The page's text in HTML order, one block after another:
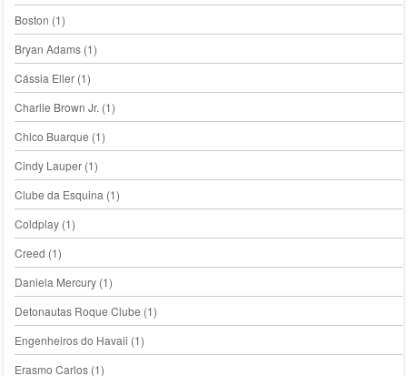
Boston (1)
Bryan Adams(1)
Cássia Eller(1)
Charlie Brown Jr. (1)
Chico Buarque (1)
Cindy Lauper(1)
Clube da Esquina (1)
Coldplay(1)
Creed (1)
Daniela Mercury(1)
Detonautas Roque Clube (1)
Engenheiros do Havaii (1)
Erasmo Carlos(1)